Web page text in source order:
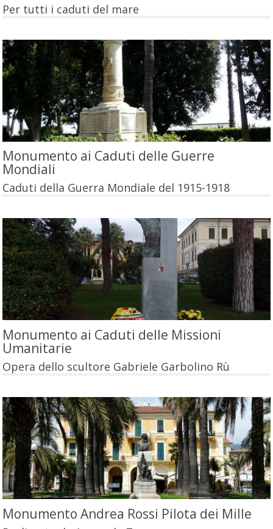
Per tutti i caduti del mare
Monumento ai Caduti delle Guerre
Mondiali
Caduti della Guerra Mondiale del 1915-1918
Monumento ai Caduti delle Missioni
Umanitarie
Opera dello scultore Gabriele Garbolino Rù
Monumento Andrea Rossi Pilota dei Mille